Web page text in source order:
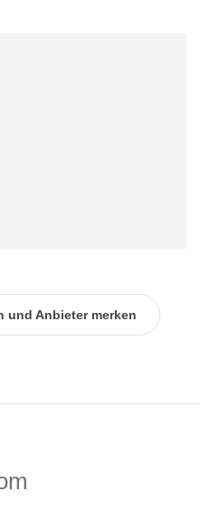
und Anbieter merken